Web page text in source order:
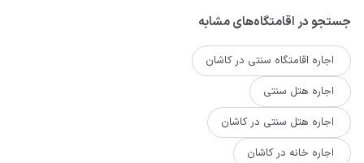
جستجو در اقامتگاه‌های مشابه
اجاره اقامتگاه سنتی در کاشان
اجاره هتل سنتی
اجاره هتل سنتی در کاشان
اجاره خانه در کاشان